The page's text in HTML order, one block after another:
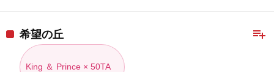
playlist_add
希望の丘
King ＆ Prince × 50TA